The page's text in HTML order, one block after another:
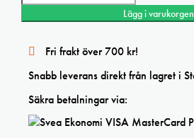
Lägg i varukorgen
Fri frakt över 700 kr!
Snabb leverans direkt från lagret i
Säkra betalningar via: